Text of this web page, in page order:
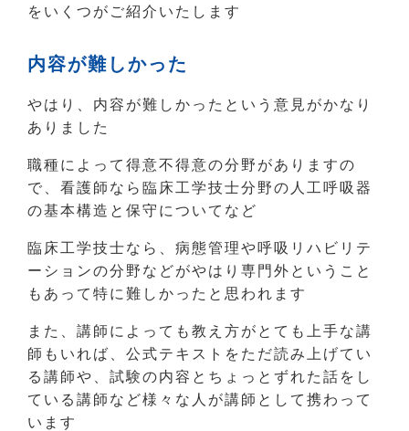
をいくつがご紹介いたします
内容が難しかった
やはり、内容が難しかったという意見がかなり
ありました
職種によって得意不得意の分野がありますの
で、看護師なら臨床工学技士分野の人工呼吸器
の基本構造と保守についてなど
臨床工学技士なら、病態管理や呼吸リハビリテ
ーションの分野などがやはり専門外ということ
もあって特に難しかったと思われます
また、講師によっても教え方がとても上手な講
師もいれば、公式テキストをただ読み上げてい
る講師や、試験の内容とちょっとずれた話をし
ている講師など様々な人が講師として携わって
います